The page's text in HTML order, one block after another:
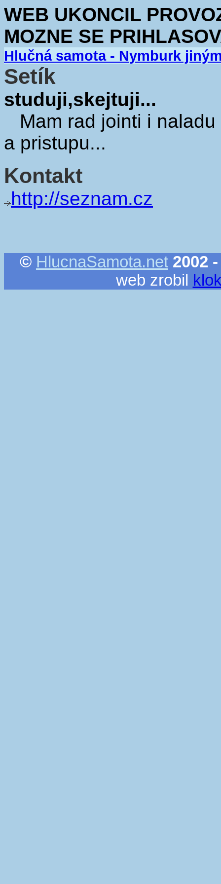
WEB UKONCIL
MOZNE SE
Hlučná samota - Nymburk
Setík
studuji,skejtuji...
Mam rad jointi i
a pristupu...
Kontakt
http://seznam.cz
© HlucnaSamota.net 2002
web zrobil